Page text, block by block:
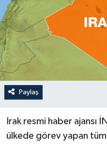
Paylaş
Irak resmi haber ajansı
ülkede görev yapan tüm
SİYASET
GÜNCEL
SPOR
YAŞAM